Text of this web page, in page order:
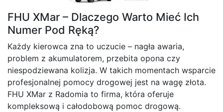
FHU XMar – Dlaczego Warto Mieć Ich
Numer Pod Ręką?
Każdy kierowca zna to uczucie – nagła awaria,
problem z akumulatorem, przebita opona czy
niespodziewana kolizja. W takich momentach wsparcie
profesjonalnej pomocy drogowej jest na wagę złota.
FHU XMar z Radomia to firma, która oferuje
kompleksową i całodobową pomoc drogową.